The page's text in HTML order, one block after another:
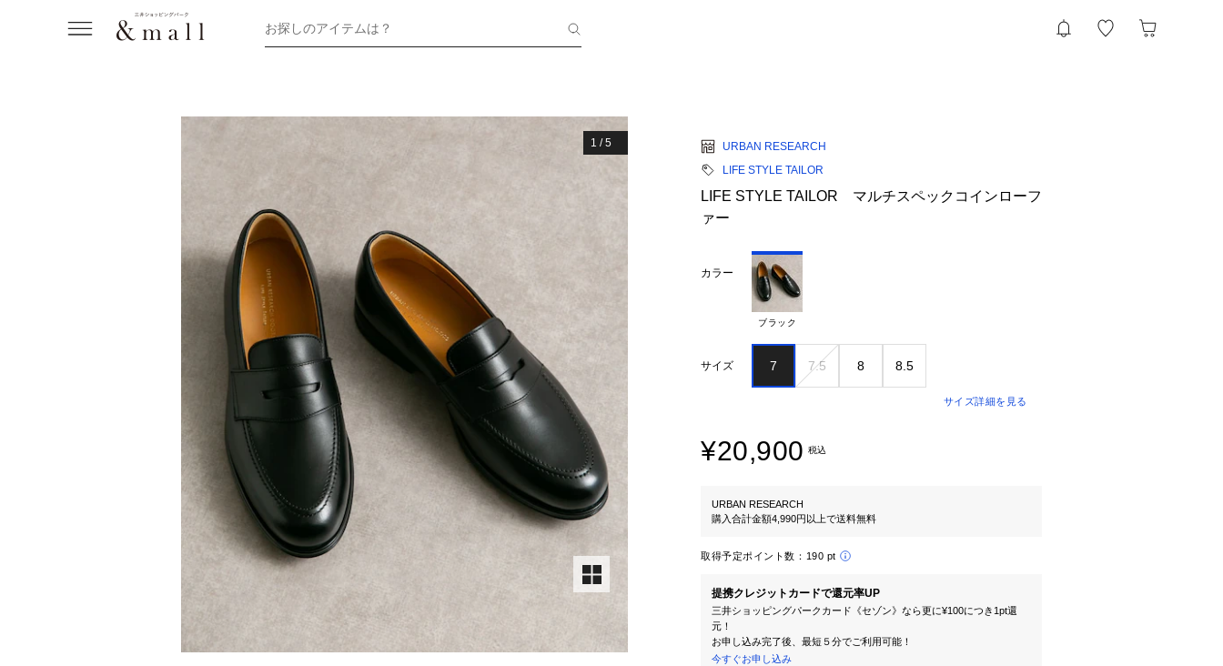
お探しのアイテムは？
1 /5
URBAN RESEARCH
LIFE STYLE TAILOR
LIFE STYLE TAILOR マルチスペックコインローフ
ァー
カラー
ブラック
サイズ 7 7.5 8 8.5
サイズ詳細を見る
¥20,900 税込
URBAN RESEARCH
購入合計金額4,990円以上で送料無料
取得予定ポイント数： 190 pt
提携クレジットカードで還元率UP
三井ショッピングパークカード《セゾン》なら更に¥100につき1pt還
元！
お申し込み完了後、最短５分でご利用可能！
今すぐお申し込み